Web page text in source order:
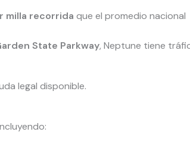
milla recorrida que el promedio nacional
State Parkway, Neptune tiene
legal disponible.